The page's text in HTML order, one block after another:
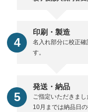
印刷・製造
名入れ部分に校正
す。
発送・納品
ご指定いただきまし
10月までは納品日の